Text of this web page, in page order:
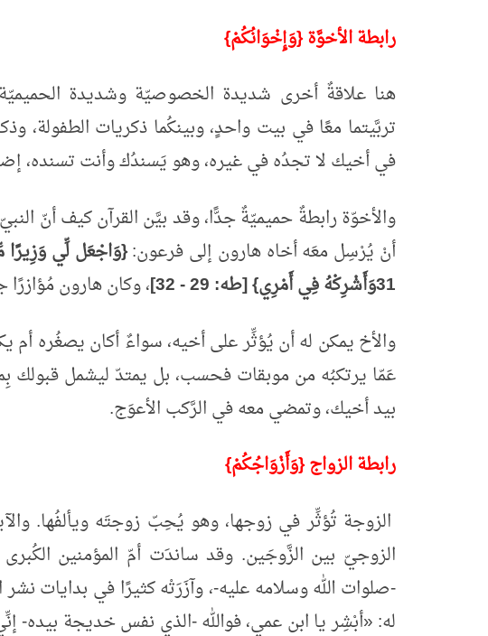
رابطة الأخوَّة {وَإِخْوَانُكُمْ}
هنا علاقةٌ أخرى شديدة الخصوصيّة وشديدة
تربَّيتما معًا في بيت واحدٍ، وبينكُما ذكريات الطفولة،
في أخيك لا تجدُه في غيره، وهو يَسندُك وأنت تسنده،
والأخوّة رابطةٌ حميميّةٌ جدًّا، وقد بيَّن القرآن كيف أنّ
أنْ يُرْسِل معَه أخاه هارون إلى فرعون:{وَاجْعَل لِّي وَزِيرًا
31وَأَشْرِكْهُ فِي أَمْرِي} [طه:29
-
32
]، وكان هارون مُؤازرًا
والأخ يمكن له أن يُؤثِّر على أخيه، سواءٌ أكان يصغُره أم
عَمّا يرتكبُه من موبقات فحسب، بل يمتدّ ليشمل قبولك
بيد أخيك، وتمضي معه في الرَّكب الأعوَج.
رابطة الزواج {وَأَزْوَاجُكُمْ}
الزوجة تُؤثِّر في زوجها، وهو يُحِبّ زوجتَه ويألفُها.
الزوجيّ بين الزَّوجَين. وقد ساندَت أمّ المؤمنين
-صلوات الله وسلامه عليه-، وآزَرَتْه كثيرًا في بدايات
له:«أبْشِر يا ابن عمي، فوالله -الذي نفس خديجة بيده-